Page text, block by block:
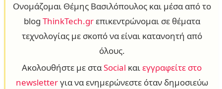
Ονομάζομαι Θέμης Βασιλόπουλος και μέσα από το
blog ThinkTech.grεπικεντρώνομαι σε θέματα
τεχνολογίας με σκοπό να είναι κατανοητή από
όλους.
Ακολουθήστε με σταSocial καιεγγραφείτε στο
newsletterγια να ενημερώνεστε όταν δημοσιεύω